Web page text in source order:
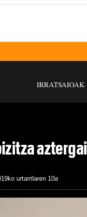
IRRATSAIOAK
aztergai
urtarrilaren 10a